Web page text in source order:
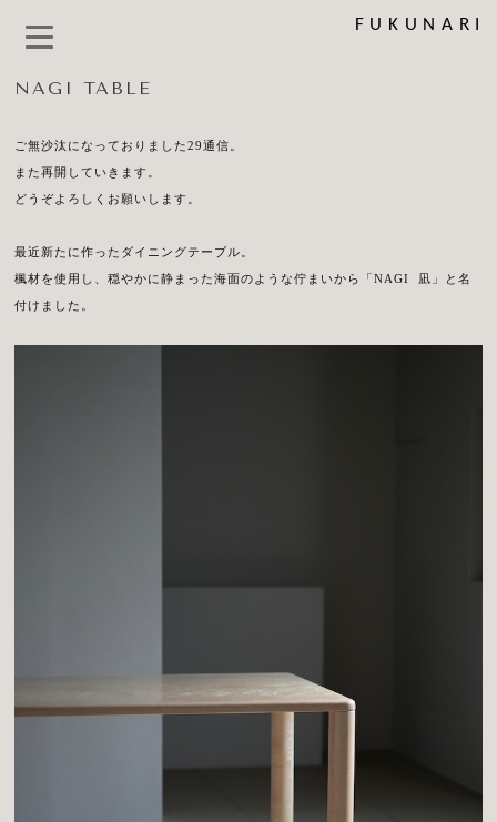
FUKUNARI
NAGI TABLE
ご無沙汰になっておりました29通信。
また再開していきます。
どうぞよろしくお願いします。
最近新たに作ったダイニングテーブル。
楓材を使用し、穏やかに静まった海面のような佇まいから「NAGI 凪」と名
付けました。